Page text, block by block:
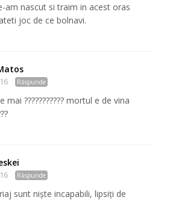
am nascut si traim in acest oras
joc de ce bolnavi.
Răspunde
mai ??????????? mortul e de vina
Răspunde
sunt niște incapabili, lipsiți de